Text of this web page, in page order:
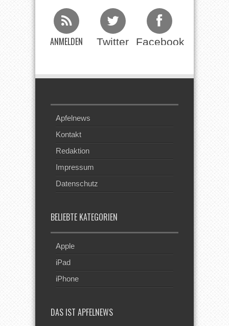
ANMELDEN Twitter Facebook
Apfelnews
Kontakt
Redaktion
Impressum
Datenschutz
BELIEBTE KATEGORIEN
Apple
iPad
iPhone
DAS IST APFELNEWS